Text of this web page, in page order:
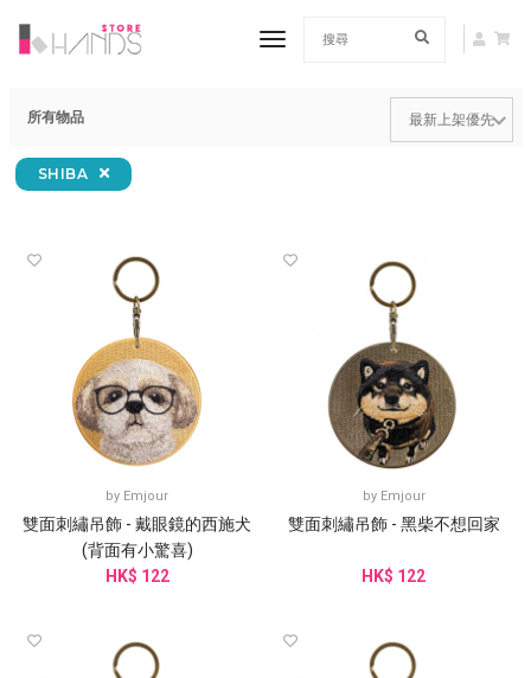
toggle navigation
所有物品
SHIBA
by Emjour
雙面刺繡吊飾 - 戴眼鏡的西施犬
(背面有小驚喜)
HK$ 122
by Emjour
雙面刺繡吊飾 - 黑柴不想回家
HK$ 122